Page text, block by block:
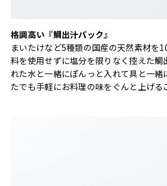
格調高い『鯛出汁パック』
まいたけなど5種類の国産の天然素材を
料を使用せずに塩分を限りなく控えた鯛
れた水と一緒にぽんっと入れて具と一緒
たでも手軽にお料理の味をぐんと上げる